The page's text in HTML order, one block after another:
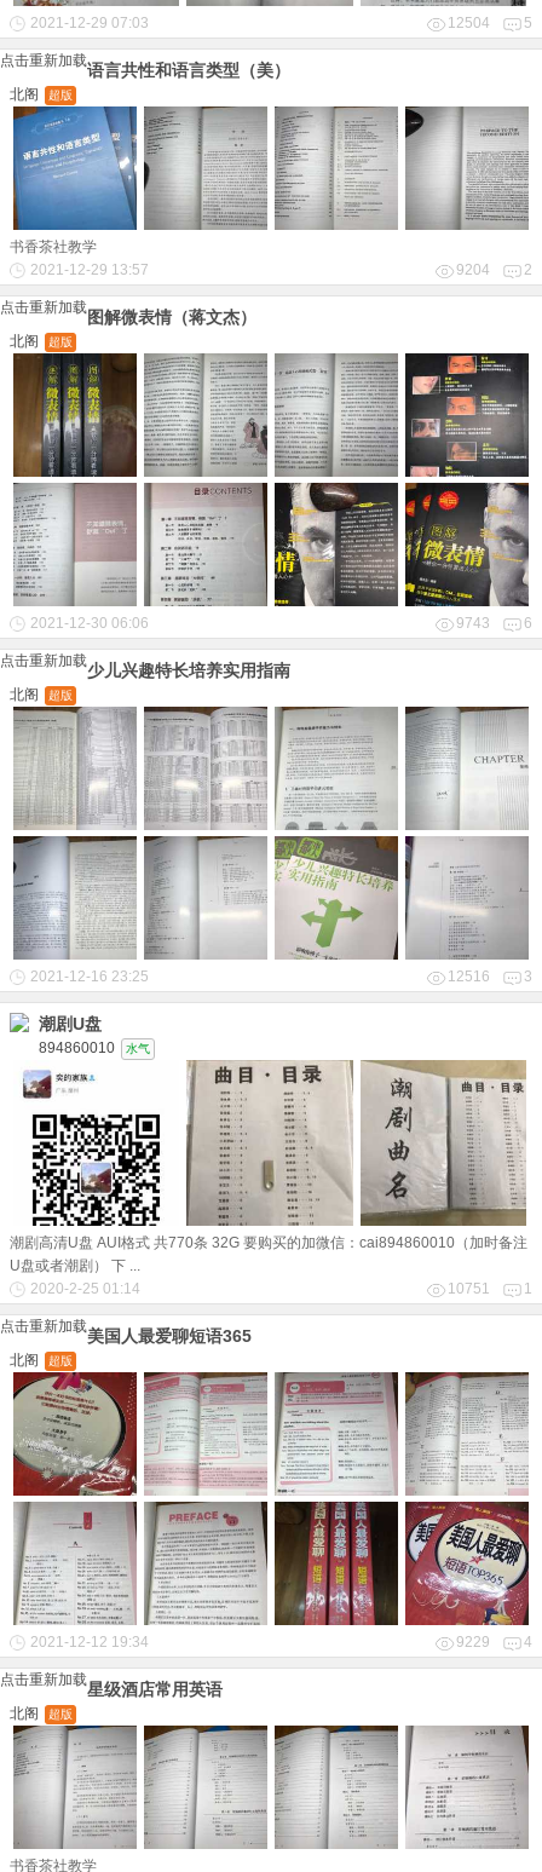
2021-12-29 07:03 12504 5
点击重新加载语言共性和语言类型（美）
北阁 超版
书香茶社教学
2021-12-29 13:57
9204 2
点击重新加载图解微表情（蒋文杰）
北阁 超版
2021-12-30 06:06 9743 6
点击重新加载少儿兴趣特长培养实用指南
北阁 超版
2021-12-16 23:25 12516 3
潮剧U盘
894860010 水气
潮剧高清U盘 AUI格式 共770条 32G 要购买的加微信：cai894860010（加时备注
U盘或者潮剧） 下 ...
2020-2-25 01:14
10751 1
点击重新加载美国人最爱聊短语365
北阁 超版
2021-12-12 19:34 9229 4
点击重新加载星级酒店常用英语
北阁 超版
书香茶社教学